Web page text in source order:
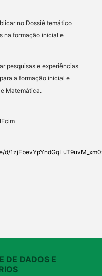
no Dossiê temático
na formação inicial e
pesquisas e experiências
a formação inicial e
Matemática.
DE DADOS E